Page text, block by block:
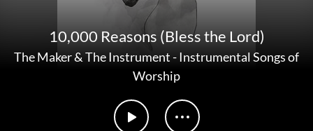
10,000 Reasons (Bless the Lord)
The Maker & The Instrument- Instrumental Songs of
Worship